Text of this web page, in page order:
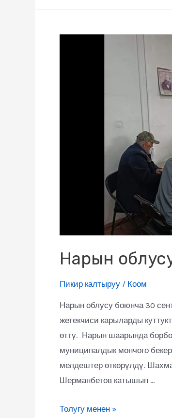
Нарын
Пикир калтыруу / Коом
Нарын облусу боюнча 30
жетекчиси карыларды
өттү. Нарын шаарында
муниципалдык мончого
мелдештер өткөрүлдү.
Шерманбетов катышып …
Толугу менен »